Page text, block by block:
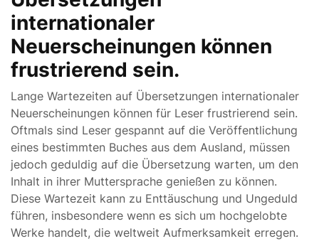
internationaler
Neuerscheinungen können
frustrierend sein.
Lange Wartezeiten auf Übersetzungen internationaler
Neuerscheinungen können für Leser frustrierend sein.
Oftmals sind Leser gespannt auf die Veröffentlichung
eines bestimmten Buches aus dem Ausland, müssen
jedoch geduldig auf die Übersetzung warten, um den
Inhalt in ihrer Muttersprache genießen zu können.
Diese Wartezeit kann zu Enttäuschung und Ungeduld
führen, insbesondere wenn es sich um hochgelobte
Werke handelt, die weltweit Aufmerksamkeit erregen.